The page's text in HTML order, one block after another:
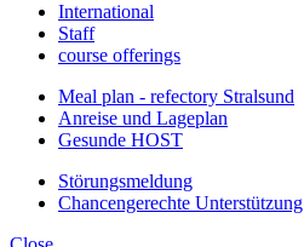
International
Staff
course offerings
Meal plan - refectory Stralsund
Anreise und Lageplan
Gesunde HOST
Störungsmeldung
Chancengerechte Unterstützung